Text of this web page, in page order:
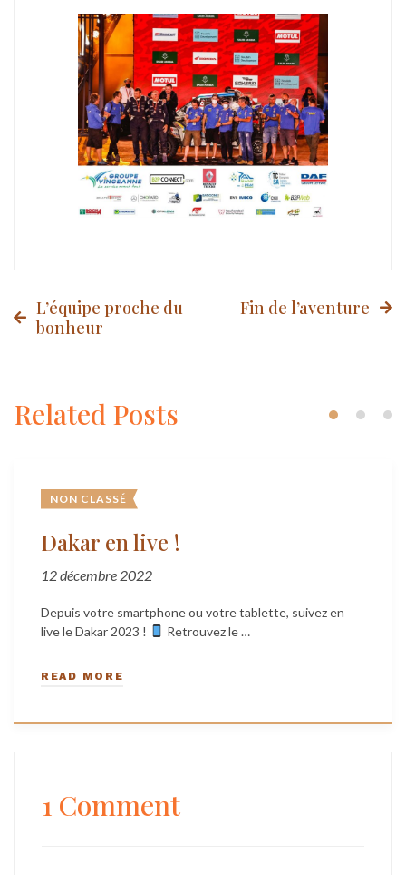
Post
L’équipe proche du
bonheur
Fin de l’aventure
Related Posts
NON CLASSÉ
Dakar en live !
12 décembre 2022
Depuis votre smartphone ou votre tablette, suivez en
live le Dakar 2023 !
Retrouvez le …
READ MORE
1 Comment